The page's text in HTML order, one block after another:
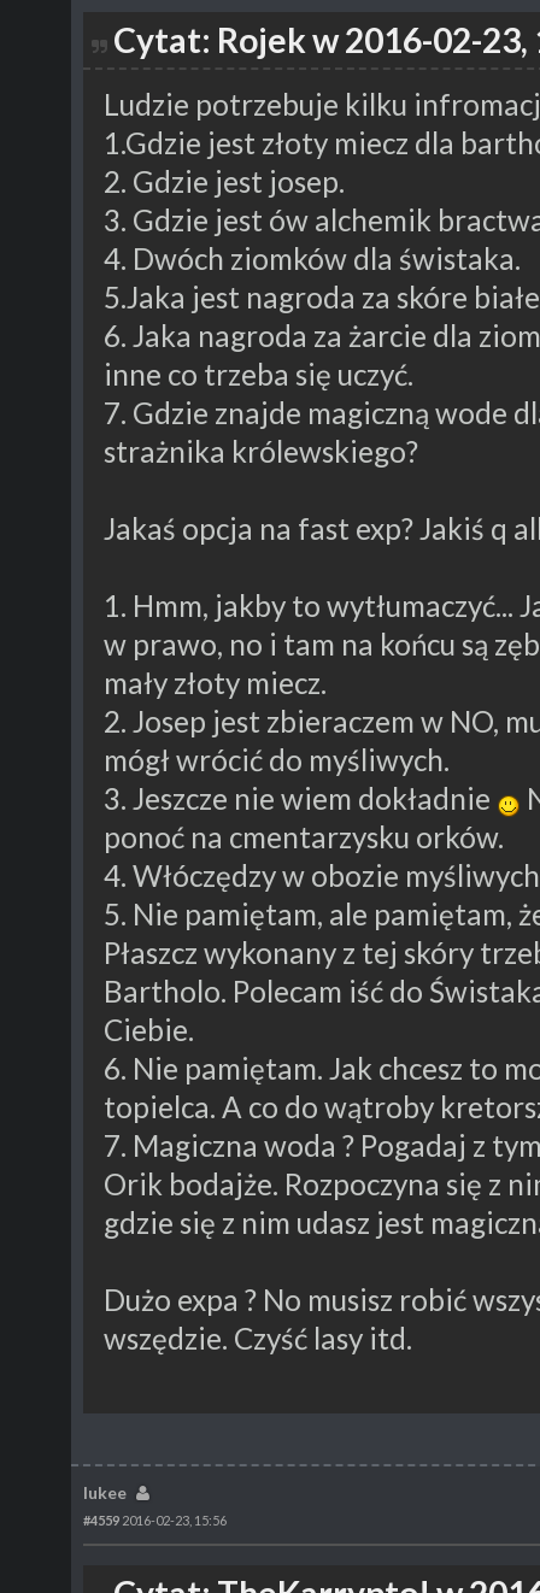
Cytat: Rojek w 2016-02-23,
Ludzie potrzebuje kilku
1.Gdzie jest złoty miecz dla
2. Gdzie jest josep.
3. Gdzie jest ów alchemik
4. Dwóch ziomków dla świstaka.
5.Jaka jest nagroda za skóre
6. Jaka nagroda za żarcie dla
inne co trzeba się uczyć.
7. Gdzie znajde magiczną wode
strażnika królewskiego?
Jakaś opcja na fast exp? Jakiś q
1. Hmm, jakby to wytłumaczyć...
w prawo, no i tam na końcu są
mały złoty miecz.
2. Josep jest zbieraczem w NO,
mógł wrócić do myśliwych.
3. Jeszcze nie wiem dokładnie
ponoć na cmentarzysku orków.
4. Włóczędzy w obozie
5. Nie pamiętam, ale pamiętam,
Płaszcz wykonany z tej skóry
Bartholo. Polecam iść do
Ciebie.
6. Nie pamiętam. Jak chcesz to
topielca. A co do wątroby
7. Magiczna woda ? Pogadaj z
Orik bodajże. Rozpoczyna się z
gdzie się z nim udasz jest
Dużo expa ? No musisz robić
wszędzie. Czyść lasy itd.
lukee
#4559 2016-02-23, 15:56